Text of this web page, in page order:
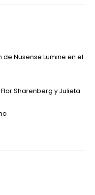
Nusense Lumine en el
Sharenberg y Julieta